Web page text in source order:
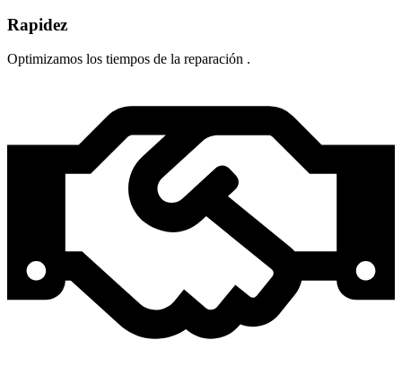
Rapidez
Optimizamos los tiempos de la reparación .